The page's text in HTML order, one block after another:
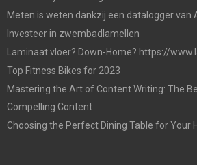
Meten is weten dankzij een datalogger van
Investeer in zwembadlamellen
Laminaat vloer? Down-Home? https://
Top Fitness Bikes for 2023
Mastering the Art of Content Writing: The
Compelling Content
Choosing the Perfect Dining Table for Your